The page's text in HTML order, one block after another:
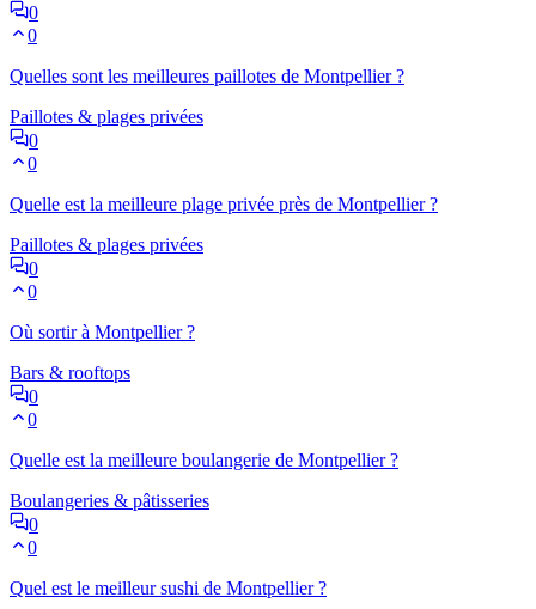
0
0
Quelles sont les meilleures paillotes de Montpellier ?
Paillotes & plages privées
0
0
Quelle est la meilleure plage privée près de Montpellier ?
Paillotes & plages privées
0
0
Où sortir à Montpellier ?
Bars & rooftops
0
0
Quelle est la meilleure boulangerie de Montpellier ?
Boulangeries & pâtisseries
0
0
Quel est le meilleur sushi de Montpellier ?